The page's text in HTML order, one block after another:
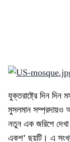
যুক্তরাষ্ট্রে দিন দিন
মুসলমান সম্প্রদায়ও
নতুন এক জরিপে দেখা
একশ’ ছয়টি। এ